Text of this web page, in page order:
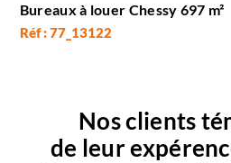
Bureaux à louer Chessy 697 m²
Réf : 77_13122
Nos clients
de leur